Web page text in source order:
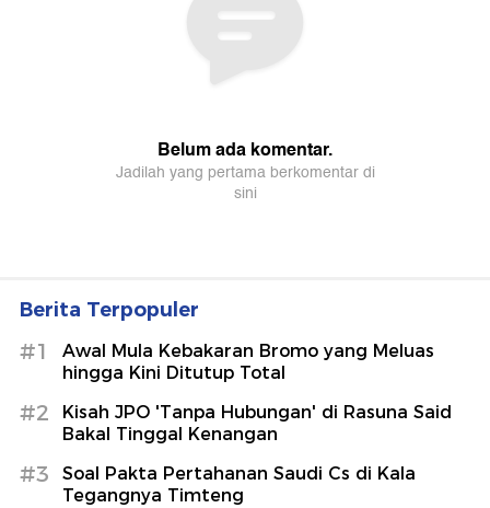
Berita Terpopuler
#1
Awal Mula Kebakaran Bromo yang Meluas
hingga Kini Ditutup Total
#2
Kisah JPO 'Tanpa Hubungan' di Rasuna Said
Bakal Tinggal Kenangan
#3
Soal Pakta Pertahanan Saudi Cs di Kala
Tegangnya Timteng